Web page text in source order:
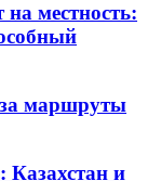
местность:
маршруты
и